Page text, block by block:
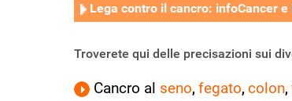
Lega contro il cancro: infoCancer e
Troverete qui delle precisazioni sui
Cancro al seno, fegato, colon,